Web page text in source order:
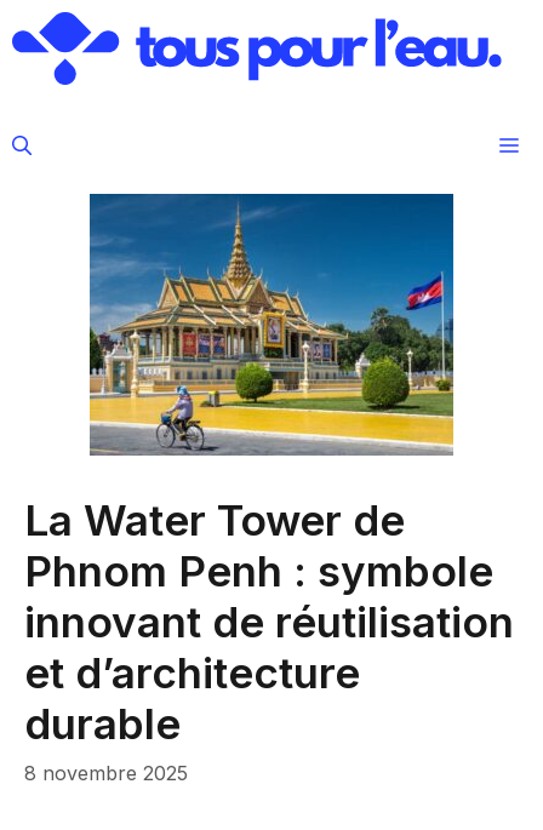
au
contenu
La Water Tower de
Phnom Penh : symbole
innovant de réutilisation
et d’architecture
durable
8 novembre 2025